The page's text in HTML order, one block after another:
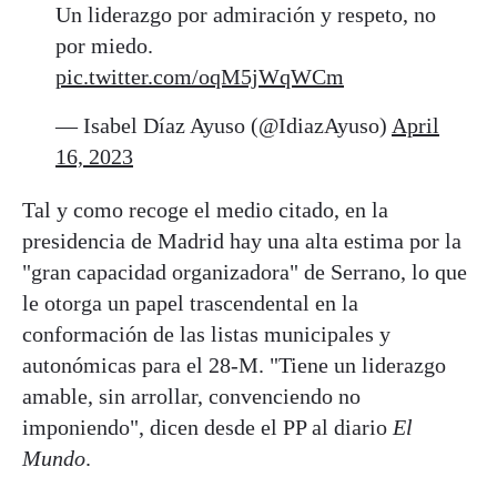
Un liderazgo por admiración y respeto, no
por miedo.
pic.twitter.com/oqM5jWqWCm
— Isabel Díaz Ayuso (@IdiazAyuso) April
16, 2023
Tal y como recoge el medio citado, en la
presidencia de Madrid hay una alta estima por la
"gran capacidad organizadora" de Serrano, lo que
le otorga un papel trascendental en la
conformación de las listas municipales y
autonómicas para el 28-M. "Tiene un liderazgo
amable, sin arrollar, convenciendo no
imponiendo", dicen desde el PP al diario El
Mundo.